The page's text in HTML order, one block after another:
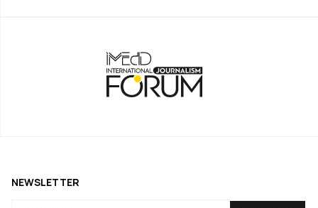
NEWSLETTER